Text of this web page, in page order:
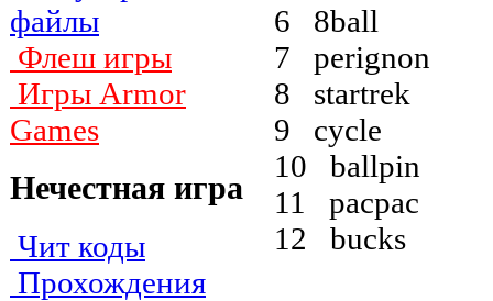
файлы
Флеш игры
Игры Armor
Games
Нечестная игра
Чит коды
Прохождения
6 8ball
7 perignon
8 startrek
9 cycle
10 ballpin
11 pacpac
12 bucks